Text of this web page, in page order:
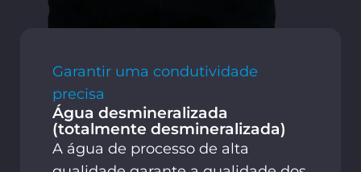
Garantir uma condutividade
precisa
Água desmineralizada
(totalmente desmineralizada)
A água de processo de alta